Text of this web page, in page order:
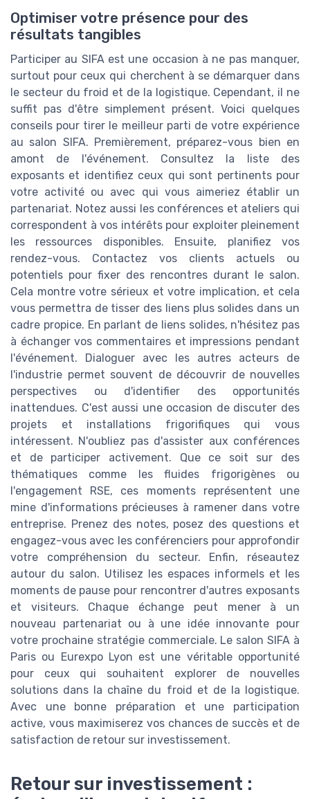
Optimiser votre présence pour des
résultats tangibles
Participer au SIFA est une occasion à ne pas manquer,
surtout pour ceux qui cherchent à se démarquer dans
le secteur du froid et de la logistique. Cependant, il ne
suffit pas d'être simplement présent. Voici quelques
conseils pour tirer le meilleur parti de votre expérience
au salon SIFA. Premièrement, préparez-vous bien en
amont de l'événement. Consultez la liste des
exposants et identifiez ceux qui sont pertinents pour
votre activité ou avec qui vous aimeriez établir un
partenariat. Notez aussi les conférences et ateliers qui
correspondent à vos intérêts pour exploiter pleinement
les ressources disponibles. Ensuite, planifiez vos
rendez-vous. Contactez vos clients actuels ou
potentiels pour fixer des rencontres durant le salon.
Cela montre votre sérieux et votre implication, et cela
vous permettra de tisser des liens plus solides dans un
cadre propice. En parlant de liens solides, n'hésitez pas
à échanger vos commentaires et impressions pendant
l'événement. Dialoguer avec les autres acteurs de
l'industrie permet souvent de découvrir de nouvelles
perspectives ou d'identifier des opportunités
inattendues. C'est aussi une occasion de discuter des
projets et installations frigorifiques qui vous
intéressent. N'oubliez pas d'assister aux conférences
et de participer activement. Que ce soit sur des
thématiques comme les fluides frigorigènes ou
l'engagement RSE, ces moments représentent une
mine d'informations précieuses à ramener dans votre
entreprise. Prenez des notes, posez des questions et
engagez-vous avec les conférenciers pour approfondir
votre compréhension du secteur. Enfin, réseautez
autour du salon. Utilisez les espaces informels et les
moments de pause pour rencontrer d'autres exposants
et visiteurs. Chaque échange peut mener à un
nouveau partenariat ou à une idée innovante pour
votre prochaine stratégie commerciale. Le salon SIFA à
Paris ou Eurexpo Lyon est une véritable opportunité
pour ceux qui souhaitent explorer de nouvelles
solutions dans la chaîne du froid et de la logistique.
Avec une bonne préparation et une participation
active, vous maximiserez vos chances de succès et de
satisfaction de retour sur investissement.
Retour sur investissement :